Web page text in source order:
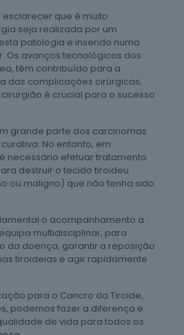
que é muito
seja realizada por um
patologia e inserido numa
Os avanços tecnológicos dos
têm contribuído para a
das complicações cirúrgicas,
é crucial para o sucesso
grande parte dos carcinomas
No entanto, em
necessário efetuar tratamento
destruir o tecido tiroideu
ou maligno) que não tenha sido
o acompanhamento a
multidisciplinar, para
da doença, garantir a reposição
tiroideias e agir rapidamente
para o Cancro da Tiroide,
podemos fazer a diferença e
de vida para todos os